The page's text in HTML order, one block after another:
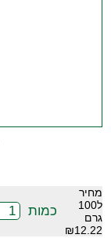
מחיר
ל100
גרם
₪12.22
כמות